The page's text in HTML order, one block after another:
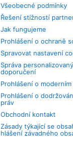
Všeobecné podmínky
Řešení stížností
Jak fungujeme
Prohlášení o ochraně
Spravovat nastavení
Správa
doporučení
Prohlášení o
Prohlášení o
práv
Obchodní kontakt
Zásady týkající se
hlášení závadného